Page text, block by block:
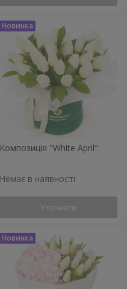
Композиція "White April"
Немає в наявності
Уточнити